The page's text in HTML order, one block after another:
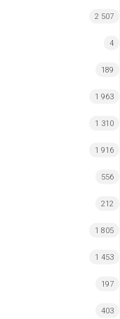
2 507
4
189
1 963
1 310
1 916
556
212
1 805
1 453
197
403